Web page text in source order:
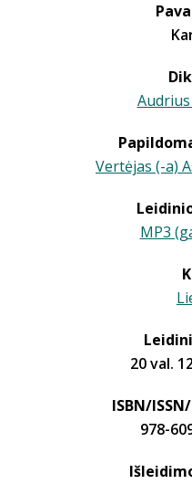
Vertėjas (-a)
MP3
20 val.
ISBN/
978-